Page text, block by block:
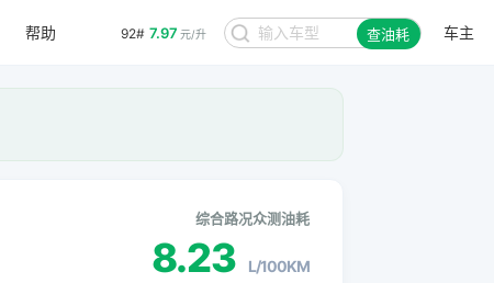
92# 7.97 元/升 查油耗 车主
帮助
综合路况众测油耗
8.23 L/100KM